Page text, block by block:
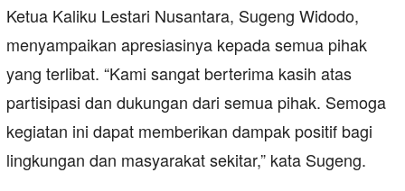
Ketua Kaliku Lestari Nusantara, Sugeng Widodo,
menyampaikan apresiasinya kepada semua pihak
yang terlibat. “Kami sangat berterima kasih atas
partisipasi dan dukungan dari semua pihak. Semoga
kegiatan ini dapat memberikan dampak positif bagi
lingkungan dan masyarakat sekitar,” kata Sugeng.